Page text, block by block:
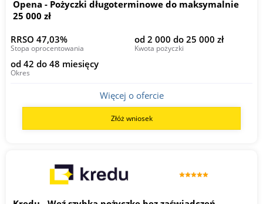
Opena - Pożyczki długoterminowe do maksymalnie
25 000 zł
RRSO 47,03%
Stopa oprocentowania
od 2 000 do 25 000 zł
Kwota pożyczki
od 42 do 48 miesięcy
Okres
Więcej o ofercie
Złóż wniosek